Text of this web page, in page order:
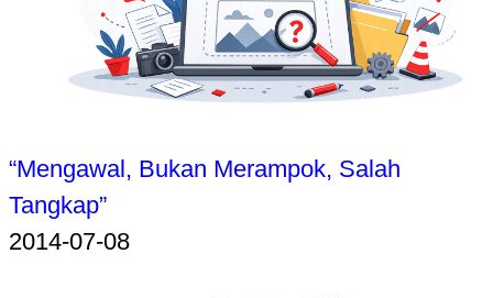
“Mengawal, Bukan Merampok, Salah
Tangkap”
2014-07-08